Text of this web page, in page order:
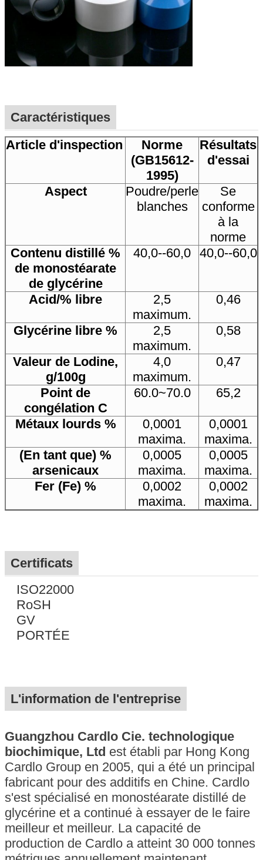
Laisser un
Nous vous
Caractéristiques
Article d'inspection
Norme
(GB15612-
1995)
Résultats
d'essai
Aspect
Poudre/perle
blanches
Se
conforme
à la
norme
Contenu distillé %
de monostéarate
de glycérine
40,0--60,0 40,0--60,0
Acid/% libre
2,5
maximum.
0,46
Glycérine libre %
2,5
maximum.
0,58
Valeur de Lodine,
g/100g
4,0
maximum.
0,47
Point de
congélation C
60.0~70.0 65,2
Métaux lourds %
0,0001
maxima.
0,0001
maxima.
(En tant que) %
arsenicaux
0,0005
maxima.
0,0005
maxima.
Fer (Fe) %
0,0002
maxima.
0,0002
maxima.
Certificats
ISO22000
RoSH
GV
PORTÉE
L'information de l'entreprise
Guangzhou Cardlo Cie. technologique
biochimique, Ltd est établi par Hong Kong
Cardlo Group en 2005, qui a été un principal
fabricant pour des additifs en Chine. Cardlo
s'est spécialisé en monostéarate distillé de
glycérine et a continué à essayer de le faire
meilleur et meilleur. La capacité de
production de Cardlo a atteint 30 000 tonnes